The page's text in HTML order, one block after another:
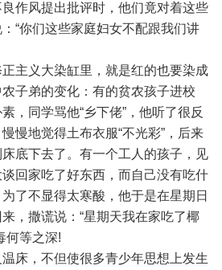
作风提出批评时，他们竟对着这些
“你们这些家庭妇女不配跟我们讲
义大染缸里，就是红的也要染成
子弟的变化：有的贫农孩子进校
，同学骂他“乡下佬”，他听了很反
慢地觉得土布衣服“不光彩”，后来
底下去了。有一个工人的孩子，见
回家吃了好东西，而自己没有吃什
了不显得太寒酸，他于是在星期日
，撒谎说：“星期天我在家吃了椰
何等之深!
，不但使很多青少年思想上发生